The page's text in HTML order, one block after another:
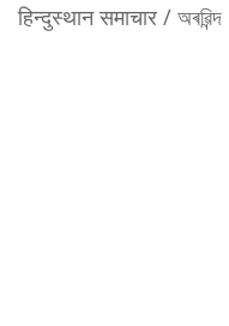
हिन्दुस्थान समाचार / অৰৱিন্দ